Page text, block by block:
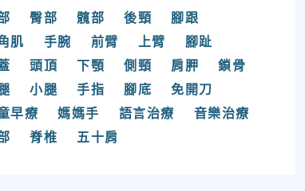
臀部 髖部 後頸
腳跟
肌
手腕 前臂 上臂
腳趾
頭頂 下顎 側頸 肩胛
鎖骨
小腿 手指 腳底
免開刀
早療
媽媽手 語言治療
音樂治療
脊椎 五十肩